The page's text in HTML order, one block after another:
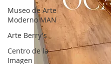
Museo de Arte
Moderno MAN
Arte Berry's
Centro de la
Imagen